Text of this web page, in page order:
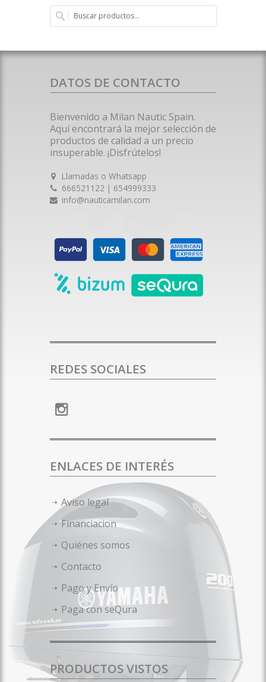
DATOS DE CONTACTO
Bienvenido a Milan Nautic Spain.
Aquí encontrará la mejor selección de
productos de calidad a un precio
insuperable. ¡Disfrútelos!
Llamadas o Whatsapp
666521122 | 654999333
info@nauticamilan.com
REDES SOCIALES
ENLACES DE INTERÉS
Aviso legal
Financiacion
Quiénes somos
Contacto
Pago y Envío
Paga con seQura
PRODUCTOS VISTOS